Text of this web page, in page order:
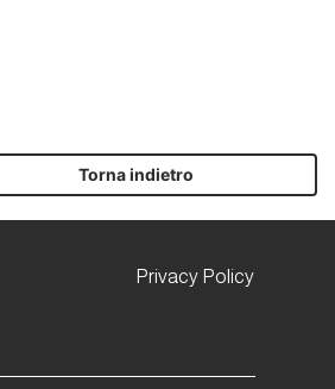
Torna indietro
Privacy Policy